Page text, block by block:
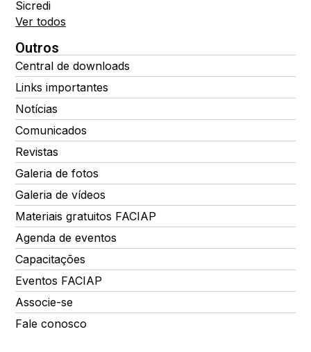
Sicredi
Ver todos
Outros
Central de downloads
Links importantes
Notícias
Comunicados
Revistas
Galeria de fotos
Galeria de vídeos
Materiais gratuitos FACIAP
Agenda de eventos
Capacitações
Eventos FACIAP
Associe-se
Fale conosco